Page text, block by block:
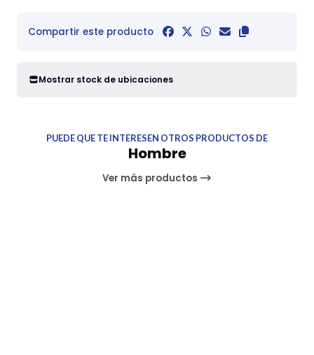
Compartir este producto
Mostrar stock de ubicaciones
PUEDE QUE TE INTERESEN OTROS PRODUCTOS DE
Hombre
Ver más productos